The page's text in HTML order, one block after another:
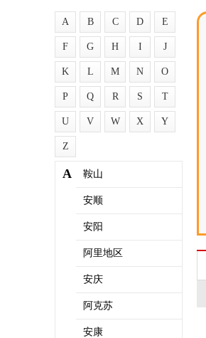
A B C D E
F G H I J
K L M N O
P Q R S T
U V W X Y
Z
A 鞍山
安顺
安阳
阿里地区
安庆
阿克苏
安康